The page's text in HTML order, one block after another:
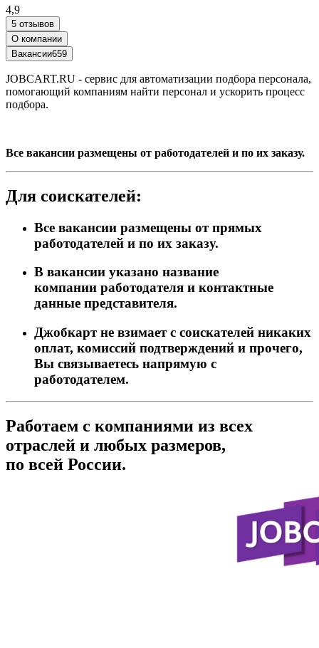
4,9
5 отзывов
О компании
Вакансии659
JOBCART.RU - сервис для автоматизации подбора персонала,
помогающий компаниям найти персонал и ускорить процесс
подбора.
Все вакансии размещены от работодателей и по их заказу.
Для соискателей:
Все вакансии размещены от прямых
работодателей и по их заказу.
В вакансии указано название
компании работодателя и контактные
данные представителя.
Джобкарт не взимает с соискателей никаких
оплат, комиссий подтверждений и прочего,
Вы связываетесь напрямую с
работодателем.
Работаем с компаниями из всех
отраслей и любых размеров,
по всей России.